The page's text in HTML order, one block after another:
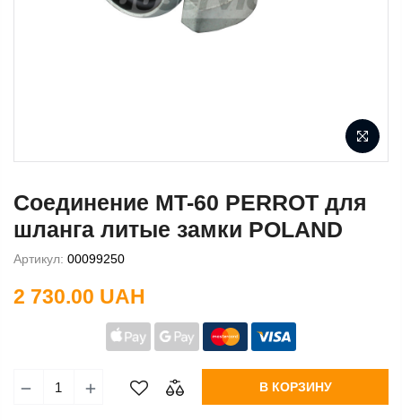
Соединение MT-60 PERROT для
шланга литые замки POLAND
Артикул: 00099250
2 730.00 UAH
В КОРЗИНУ